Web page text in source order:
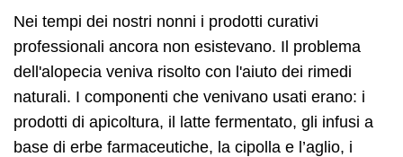
Nei tempi dei nostri nonni i prodotti curativi
professionali ancora non esistevano. Il problema
dell'alopecia veniva risolto con l'aiuto dei rimedi
naturali. I componenti che venivano usati erano: i
prodotti di apicoltura, il latte fermentato, gli infusi a
base di erbe farmaceutiche, la cipolla e l’aglio, i